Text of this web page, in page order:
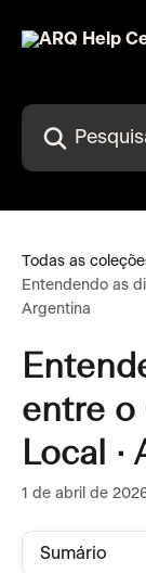
Pesquisar
Todas as
Entendendo as
Argentina
entre o
Local ·
1 de abril de
Sumário